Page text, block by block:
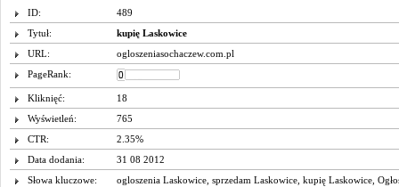
ID:
489
Tytuł:
kupię Laskowice
URL:
ogloszeniasochaczew.com.pl
PageRank:
Kliknięć:
18
Wyświetleń:
765
CTR:
2.35%
Data dodania:
31 08 2012
Słowa kluczowe:
ogloszenia Laskowice sprzedam Laskowice kupię Laskowice